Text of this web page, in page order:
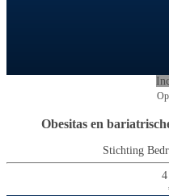
Obesitas en
Stichting